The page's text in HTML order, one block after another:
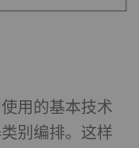
用的基本技术
别编排。这样